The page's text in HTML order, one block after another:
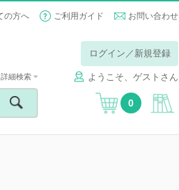
の方へ ご利用ガイド お問い合わせ
ログイン／新規登録
ようこそ、ゲストさん
詳細検索
0